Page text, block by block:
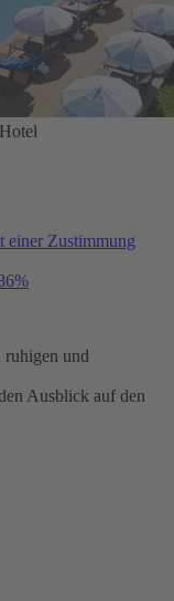
einer Zustimmung
ruhigen und
Ausblick auf den